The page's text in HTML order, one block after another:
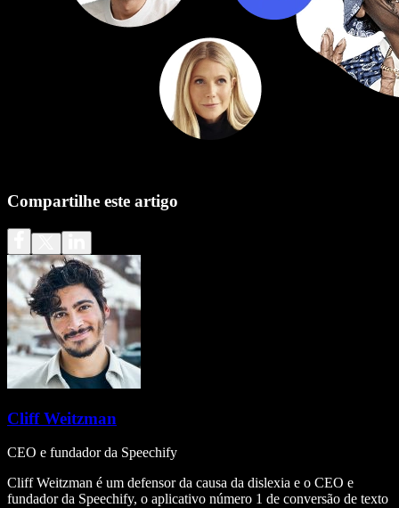
Compartilhe este artigo
Cliff Weitzman
CEO e fundador da Speechify
Cliff Weitzman é um defensor da causa da dislexia e o CEO e
fundador da Speechify, o aplicativo número 1 de conversão de texto